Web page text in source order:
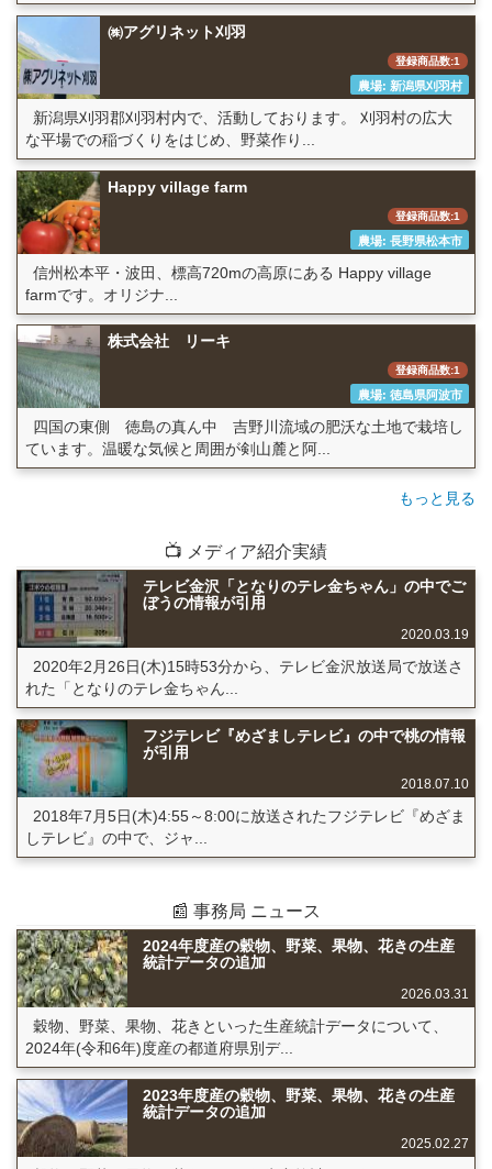
㈱アグリネット刈羽
登録商品数:1
農場: 新潟県刈羽村
新潟県刈羽郡刈羽村内で、活動しております。 刈羽村の広大
な平場での稲づくりをはじめ、野菜作り...
Happy village farm
登録商品数:1
農場: 長野県松本市
信州松本平・波田、標高720mの高原にある Happy village
farmです。オリジナ...
株式会社 リーキ
登録商品数:1
農場: 徳島県阿波市
四国の東側 徳島の真ん中 吉野川流域の肥沃な土地で栽培し
ています。温暖な気候と周囲が剣山麓と阿...
もっと見る
📺 メディア紹介実績
テレビ金沢「となりのテレ金ちゃん」の中でご
ぼうの情報が引用
2020.03.19
2020年2月26日(木)15時53分から、テレビ金沢放送局で放送さ
れた「となりのテレ金ちゃん...
フジテレビ『めざましテレビ』の中で桃の情報
が引用
2018.07.10
2018年7月5日(木)4:55～8:00に放送されたフジテレビ『めざま
しテレビ』の中で、ジャ...
📰 事務局 ニュース
2024年度産の穀物、野菜、果物、花きの生産
統計データの追加
2026.03.31
穀物、野菜、果物、花きといった生産統計データについて、
2024年(令和6年)度産の都道府県別デ...
2023年度産の穀物、野菜、果物、花きの生産
統計データの追加
2025.02.27